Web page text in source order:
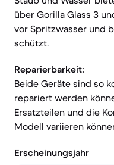
über Gorilla Glass 3
vor Spritzwasser und
schützt.
Reparierbarkeit:
Beide Geräte sind so
repariert werden
Ersatzteilen und die
Modell variieren
Erscheinungsjahr